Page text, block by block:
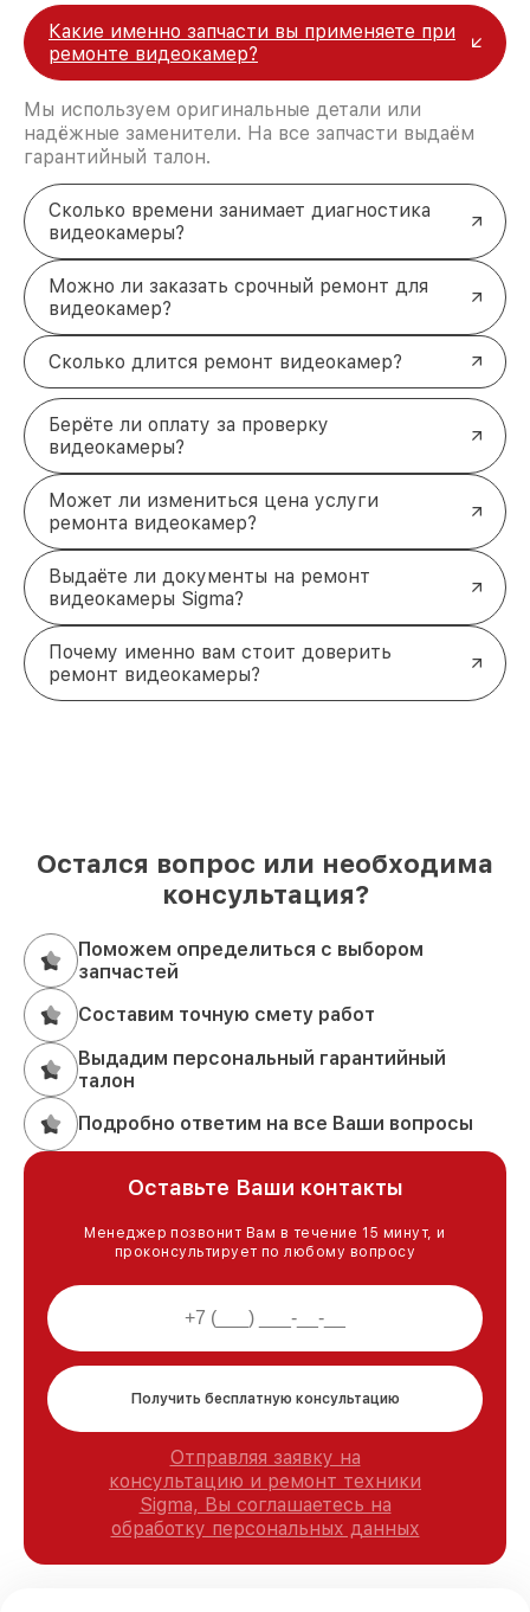
Точные сроки. Большинство заказов
выполняется в кратчайшие сроки.
Качественные запчасти
только сертифицированные компоненты.
Гарантия на услуги . Выполненные работы
сопровождаются обязательной гарантией.
Удобство оплаты. Доступны разные способы
расчёта.
Доверяйте профессионалам
Готовы вернуть вашувидеокамеру Sigmaк
жизни? Обращайтесь в наш сервисный центр. Мы
поможем быстро и качественно справиться с
любыми неисправностями. Звоните по телефону
+7 (812) 214-74-99 или приезжайте по адресу
Лиговский проспект, 153, лит. А.
Какие именно запчасти вы применяете при
ремонте видеокамер?
Мы используем оригинальные детали или
надёжные заменители. На все запчасти выдаём
гарантийный талон.
Сколько времени занимает диагностика
видеокамеры?
Можно ли заказать срочный ремонт для
видеокамер?
Сколько длится ремонт видеокамер?
Берёте ли оплату за проверку
видеокамеры?
Может ли измениться цена услуги
ремонта видеокамер?
Выдаёте ли документы на ремонт
видеокамеры Sigma?
Почему именно вам стоит доверить
ремонт видеокамеры?
Остался вопрос или необходима
консультация?
Поможем определиться с выбором
запчастей
Составим точную смету работ
Выдадим персональный гарантийный
талон
Подробно ответим на все Ваши вопросы
Оставьте Ваши контакты
Менеджер позвонит Вам в течение 15 минут, и
проконсультирует по любому вопросу
Получить бесплатную консультацию
Отправляя заявку на
консультацию и ремонт техники
Sigma, Вы соглашаетесь на
обработку персональных данных